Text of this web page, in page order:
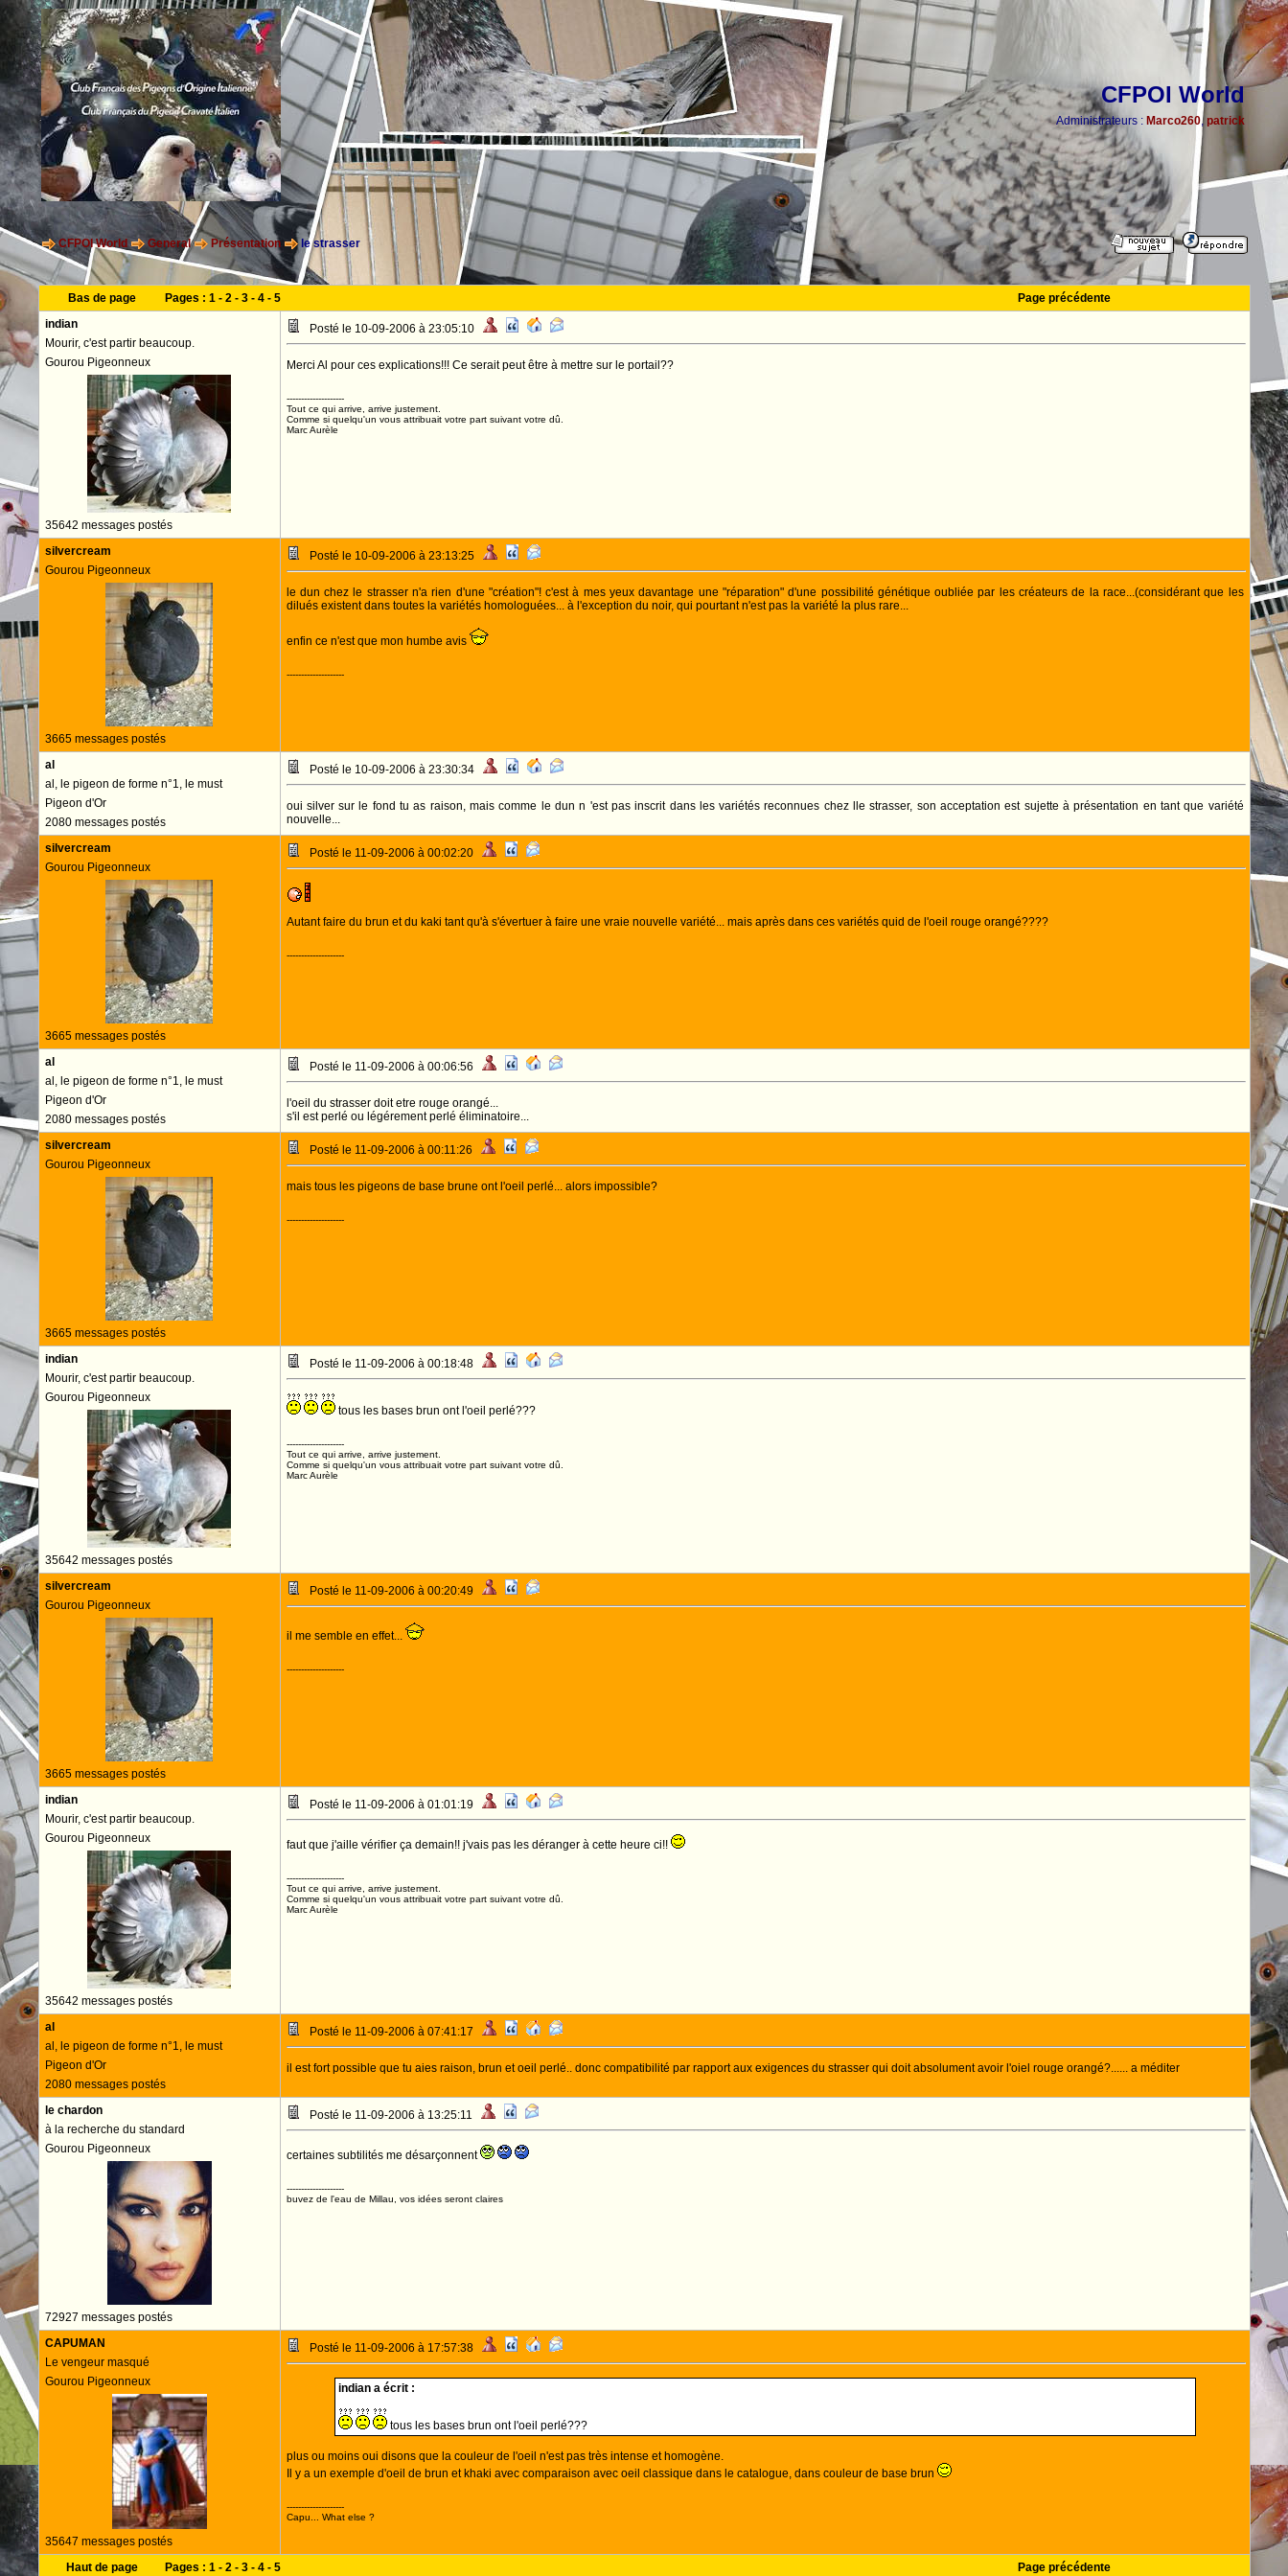
CFPOI World
Administrateurs : Marco260, patrick
CFPOI World General Présentation le strasser
Bas de page Pages : 1- 2- 3- 4- 5
Page précédente
indian
Mourir, c'est partir beaucoup.
Gourou Pigeonneux
35642 messages postés
Posté le 10-09-2006 à 23:05:10
Merci Al pour ces explications!!! Ce serait peut être à mettre sur le portail??
--------------------
Tout ce qui arrive, arrive justement.
Comme si quelqu'un vous attribuait votre part suivant votre dû.
Marc Aurèle
silvercream
Gourou Pigeonneux
3665 messages postés
Posté le 10-09-2006 à 23:13:25
le dun chez le strasser n'a rien d'une "création"! c'est à mes yeux davantage une "réparation" d'une possibilité génétique oubliée par les créateurs de la race...(considérant que les
dilués existent dans toutes la variétés homologuées... à l'exception du noir, qui pourtant n'est pas la variété la plus rare...
enfin ce n'est que mon humbe avis
--------------------
al
al, le pigeon de forme n°1, le must
Pigeon d'Or
2080 messages postés
Posté le 10-09-2006 à 23:30:34
oui silver sur le fond tu as raison, mais comme le dun n 'est pas inscrit dans les variétés reconnues chez lle strasser, son acceptation est sujette à présentation en tant que variété
nouvelle...
silvercream
Gourou Pigeonneux
3665 messages postés
Posté le 11-09-2006 à 00:02:20
Autant faire du brun et du kaki tant qu'à s'évertuer à faire une vraie nouvelle variété... mais après dans ces variétés quid de l'oeil rouge orangé????
--------------------
al
al, le pigeon de forme n°1, le must
Pigeon d'Or
2080 messages postés
Posté le 11-09-2006 à 00:06:56
l'oeil du strasser doit etre rouge orangé...
s'il est perlé ou légérement perlé éliminatoire...
silvercream
Gourou Pigeonneux
3665 messages postés
Posté le 11-09-2006 à 00:11:26
mais tous les pigeons de base brune ont l'oeil perlé... alors impossible?
--------------------
indian
Mourir, c'est partir beaucoup.
Gourou Pigeonneux
35642 messages postés
Posté le 11-09-2006 à 00:18:48
tous les bases brun ont l'oeil perlé???
--------------------
Tout ce qui arrive, arrive justement.
Comme si quelqu'un vous attribuait votre part suivant votre dû.
Marc Aurèle
silvercream
Gourou Pigeonneux
3665 messages postés
Posté le 11-09-2006 à 00:20:49
il me semble en effet...
--------------------
indian
Mourir, c'est partir beaucoup.
Gourou Pigeonneux
35642 messages postés
Posté le 11-09-2006 à 01:01:19
faut que j'aille vérifier ça demain!! j'vais pas les déranger à cette heure ci!!
--------------------
Tout ce qui arrive, arrive justement.
Comme si quelqu'un vous attribuait votre part suivant votre dû.
Marc Aurèle
al
al, le pigeon de forme n°1, le must
Pigeon d'Or
2080 messages postés
Posté le 11-09-2006 à 07:41:17
il est fort possible que tu aies raison, brun et oeil perlé.. donc compatibilité par rapport aux exigences du strasser qui doit absolument avoir l'oiel rouge orangé?...... a méditer
le chardon
à la recherche du standard
Gourou Pigeonneux
72927 messages postés
Posté le 11-09-2006 à 13:25:11
certaines subtilités me désarçonnent
--------------------
buvez de l'eau de Millau, vos idées seront claires
CAPUMAN
Le vengeur masqué
Gourou Pigeonneux
35647 messages postés
Posté le 11-09-2006 à 17:57:38
indian a écrit :
tous les bases brun ont l'oeil perlé???
plus ou moins oui disons que la couleur de l'oeil n'est pas très intense et homogène.
Il y a un exemple d'oeil de brun et khaki avec comparaison avec oeil classique dans le catalogue, dans couleur de base brun
--------------------
Capu... What else ?
Haut de page Pages : 1- 2- 3- 4- 5 Page précédente